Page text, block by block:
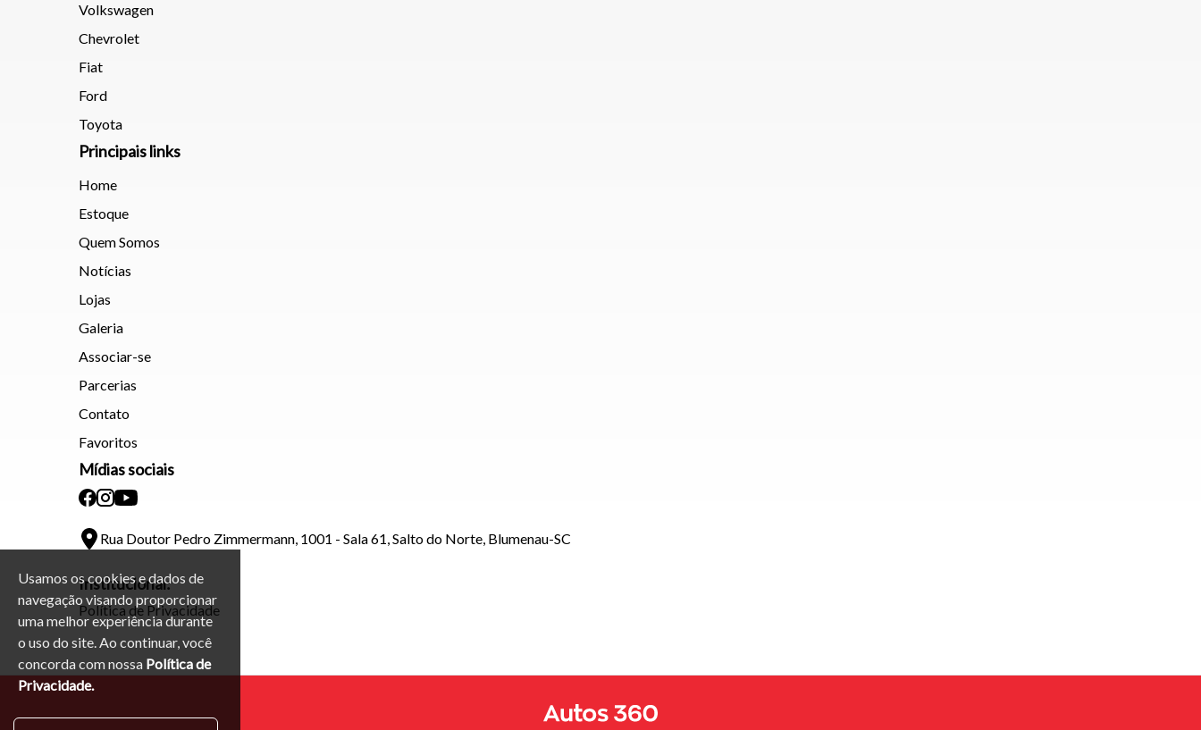
Usamos os cookies e dados de
navegação visando proporcionar
uma melhor experiência durante
o uso do site. Ao continuar, você
concorda com nossa Política de
Privacidade.
Volkswagen
Chevrolet
Fiat
Ford
Toyota
Principais links
Home
Estoque
Quem Somos
Notícias
Lojas
Galeria
Associar-se
Parcerias
Contato
Favoritos
Mídias sociais
Rua Doutor Pedro Zimmermann, 1001 - Sala 61, Salto do Norte, Blumenau-SC
Institucional:
Política de Privacidade